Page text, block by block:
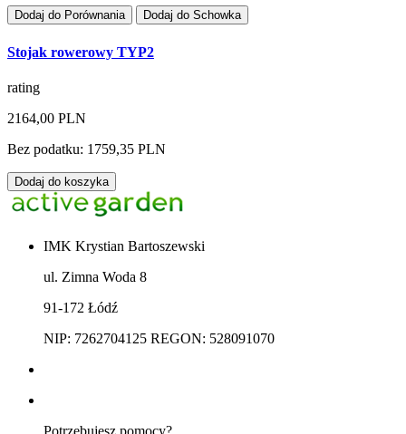
Dodaj do Porównania Dodaj do Schowka
Stojak rowerowy TYP2
rating
2164,00 PLN
Bez podatku: 1759,35 PLN
Dodaj do koszyka
IMK Krystian Bartoszewski
ul. Zimna Woda 8
91-172 Łódź
NIP: 7262704125 REGON: 528091070
Potrzebujesz pomocy?